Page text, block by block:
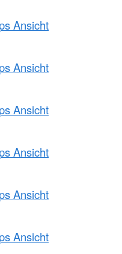
Ansicht
Ansicht
Ansicht
Ansicht
Ansicht
Ansicht